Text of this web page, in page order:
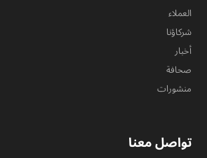
العملاء
شركاؤنا
أخبار
صحافة
منشورات
تواصل معنا